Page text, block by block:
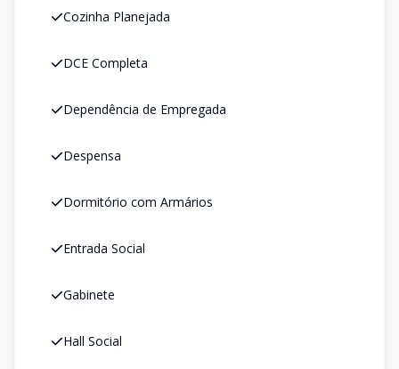
Cozinha Planejada
DCE Completa
Dependência de Empregada
Despensa
Dormitório com Armários
Entrada Social
Gabinete
Hall Social